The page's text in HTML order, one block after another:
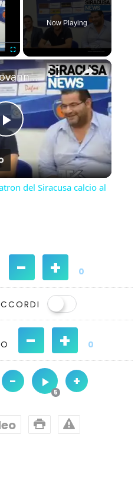
Now Playing
×
Play
Video
L'adranita Giovanni Alì patron del Siracusa calcio al 100%
del Siracusa calcio al
- + 0
- + 0
- +